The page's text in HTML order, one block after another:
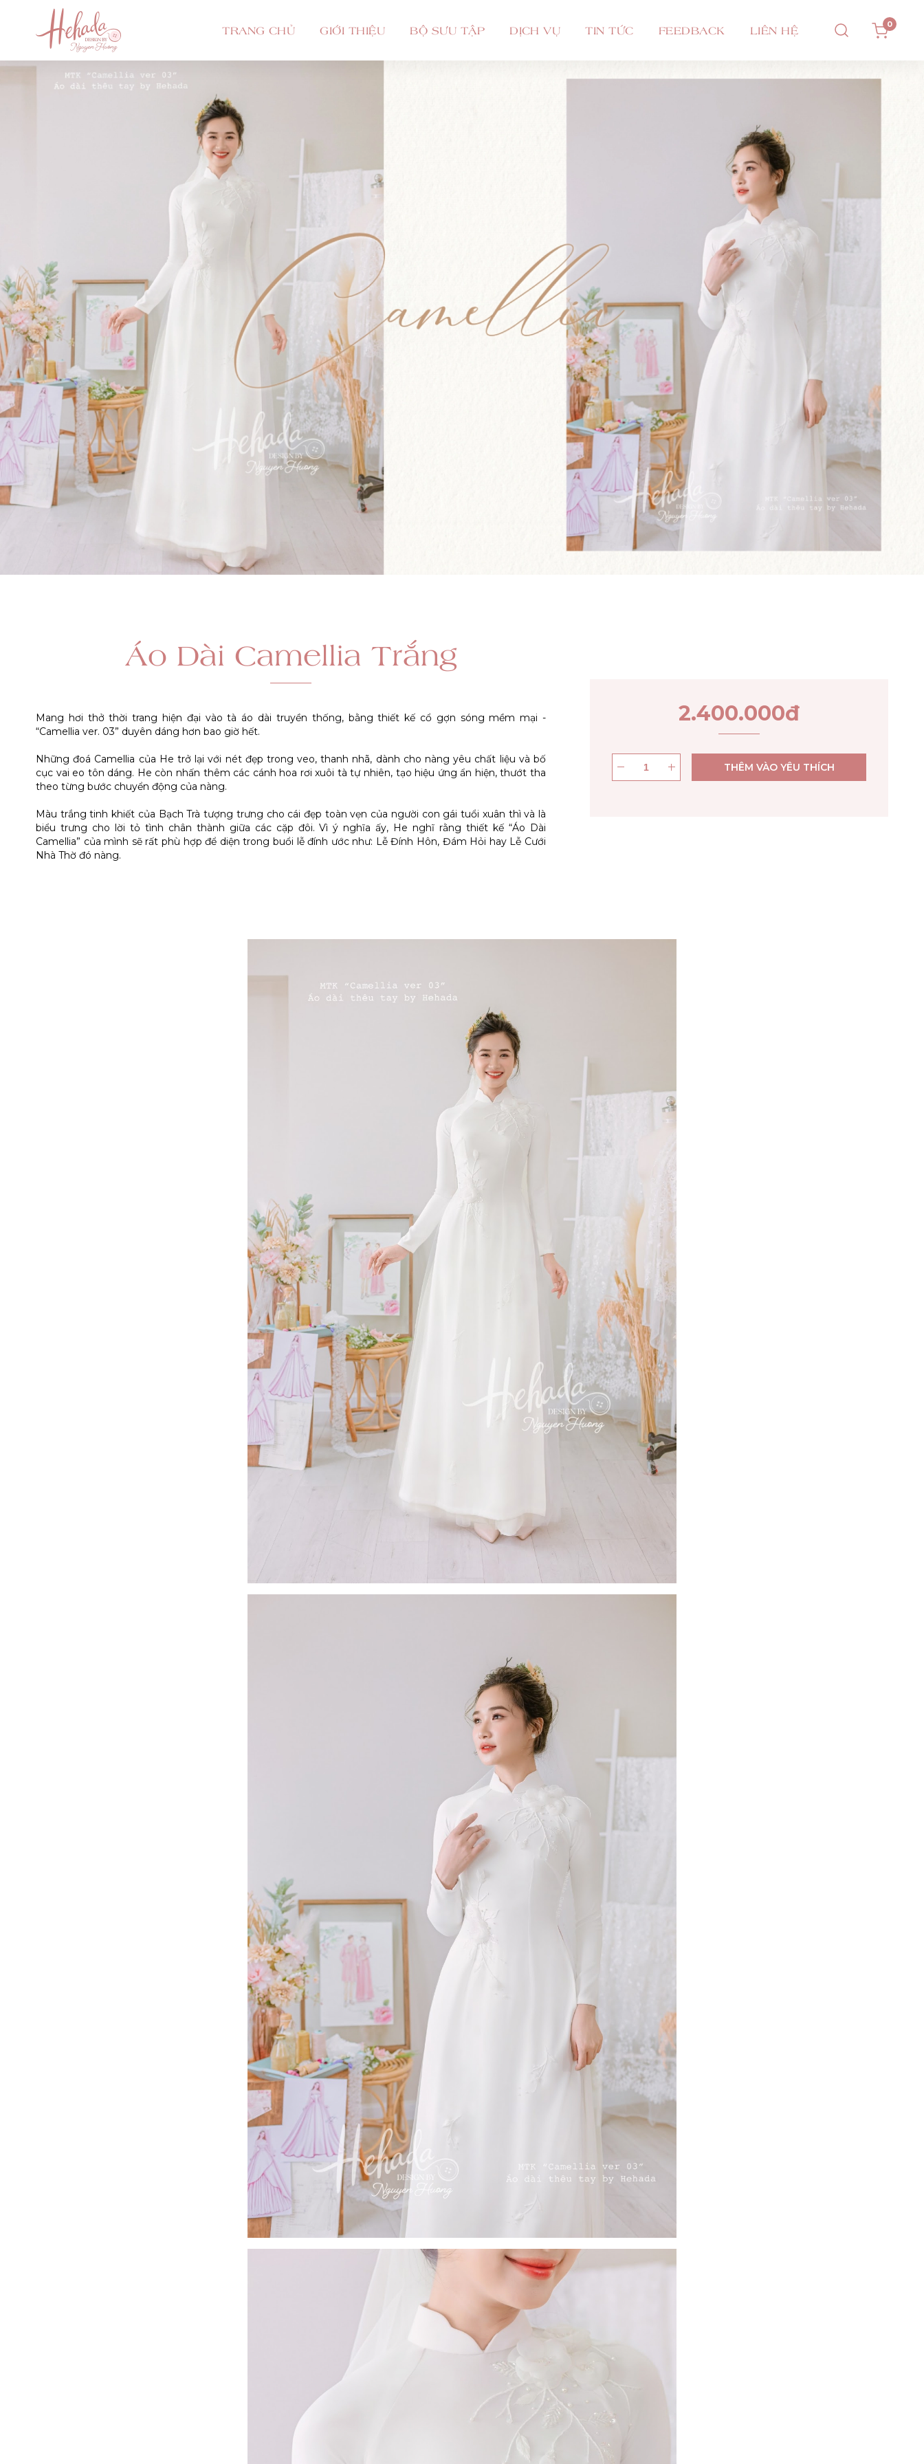
TRANG CHỦ GIỚI THIỆU BỘ SƯU TẬP DỊCH VỤ TIN TỨC FEEDBACK LIÊN HỆ 0
Áo Dài Camellia Trắng
Mang hơi thở thời trang hiện đại vào tà áo dài truyền thống, bằng thiết kế cổ gợn sóng mềm mại -
“Camellia ver. 03” duyên dáng hơn bao giờ hết.
Những đoá Camellia của He trở lại với nét đẹp trong veo, thanh nhã, dành cho nàng yêu chất liệu và bố
cục vai eo tôn dáng. He còn nhấn thêm các cánh hoa rơi xuôi tà tự nhiên, tạo hiệu ứng ẩn hiện, thướt tha
theo từng bước chuyển động của nàng.
Màu trắng tinh khiết của Bạch Trà tượng trưng cho cái đẹp toàn vẹn của người con gái tuổi xuân thì và là
biểu trưng cho lời tỏ tình chân thành giữa các cặp đôi. Vì ý nghĩa ấy, He nghĩ rằng thiết kế “Áo Dài
Camellia” của mình sẽ rất phù hợp để diện trong buổi lễ đính ước như: Lễ Đính Hôn, Đám Hỏi hay Lễ Cưới
2.400.000đ
THÊM VÀO YÊU THÍCH